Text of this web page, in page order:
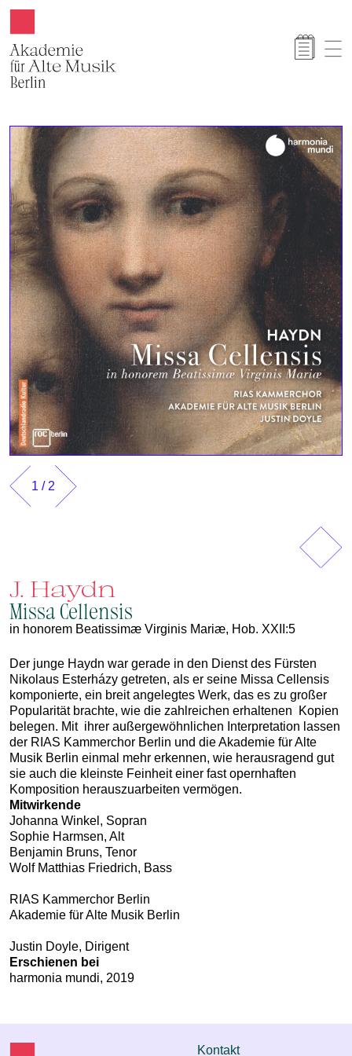
1 / 2
J. Haydn
Missa Cellensis
in honorem Beatissimæ Virginis Mariæ, Hob. XXII:5
Der junge Haydn war gerade in den Dienst des Fürsten
Nikolaus Esterházy getreten, als er seine Missa Cellensis
komponierte, ein breit angelegtes Werk, das es zu großer
Popularität brachte, wie die zahlreichen erhaltenen Kopien
belegen. Mit ihrer außergewöhnlichen Interpretation lassen
der RIAS Kammerchor Berlin und die Akademie für Alte
Musik Berlin einmal mehr erkennen, wie herausragend gut
sie auch die kleinste Feinheit einer fast opernhaften
Komposition herauszuarbeiten vermögen.
Mitwirkende
Johanna Winkel, Sopran
Sophie Harmsen, Alt
Benjamin Bruns, Tenor
Wolf Matthias Friedrich, Bass
RIAS Kammerchor Berlin
Akademie für Alte Musik Berlin
Justin Doyle, Dirigent
Erschienen bei
harmonia mundi, 2019
Kontakt